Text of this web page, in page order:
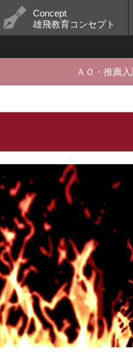
Concept
雄飛教育コンセプト
ＡＯ・推薦